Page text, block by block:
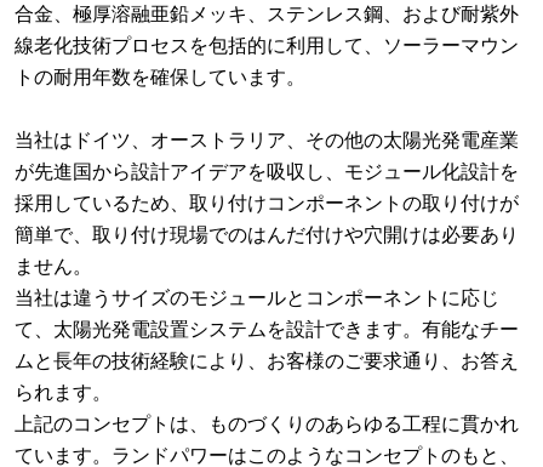
合金、極厚溶融亜鉛メッキ、ステンレス鋼、および耐紫外
線老化技術プロセスを包括的に利用して、ソーラーマウン
トの耐用年数を確保しています。
当社はドイツ、オーストラリア、その他の太陽光発電産業
が先進国から設計アイデアを吸収し、モジュール化設計を
採用しているため、取り付けコンポーネントの取り付けが
簡単で、取り付け現場でのはんだ付けや穴開けは必要あり
ません。
当社は違うサイズのモジュールとコンポーネントに応じ
て、太陽光発電設置システムを設計できます。有能なチー
ムと長年の技術経験により、お客様のご要求通り、お答え
られます。
上記のコンセプトは、ものづくりのあらゆる工程に貫かれ
ています。ランドパワーはこのようなコンセプトのもと、